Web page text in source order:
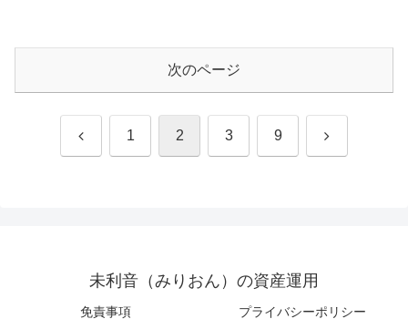
次のページ
前 1 2 3 9 次
未利音（みりおん）の資産運用
免責事項 プライバシーポリシー